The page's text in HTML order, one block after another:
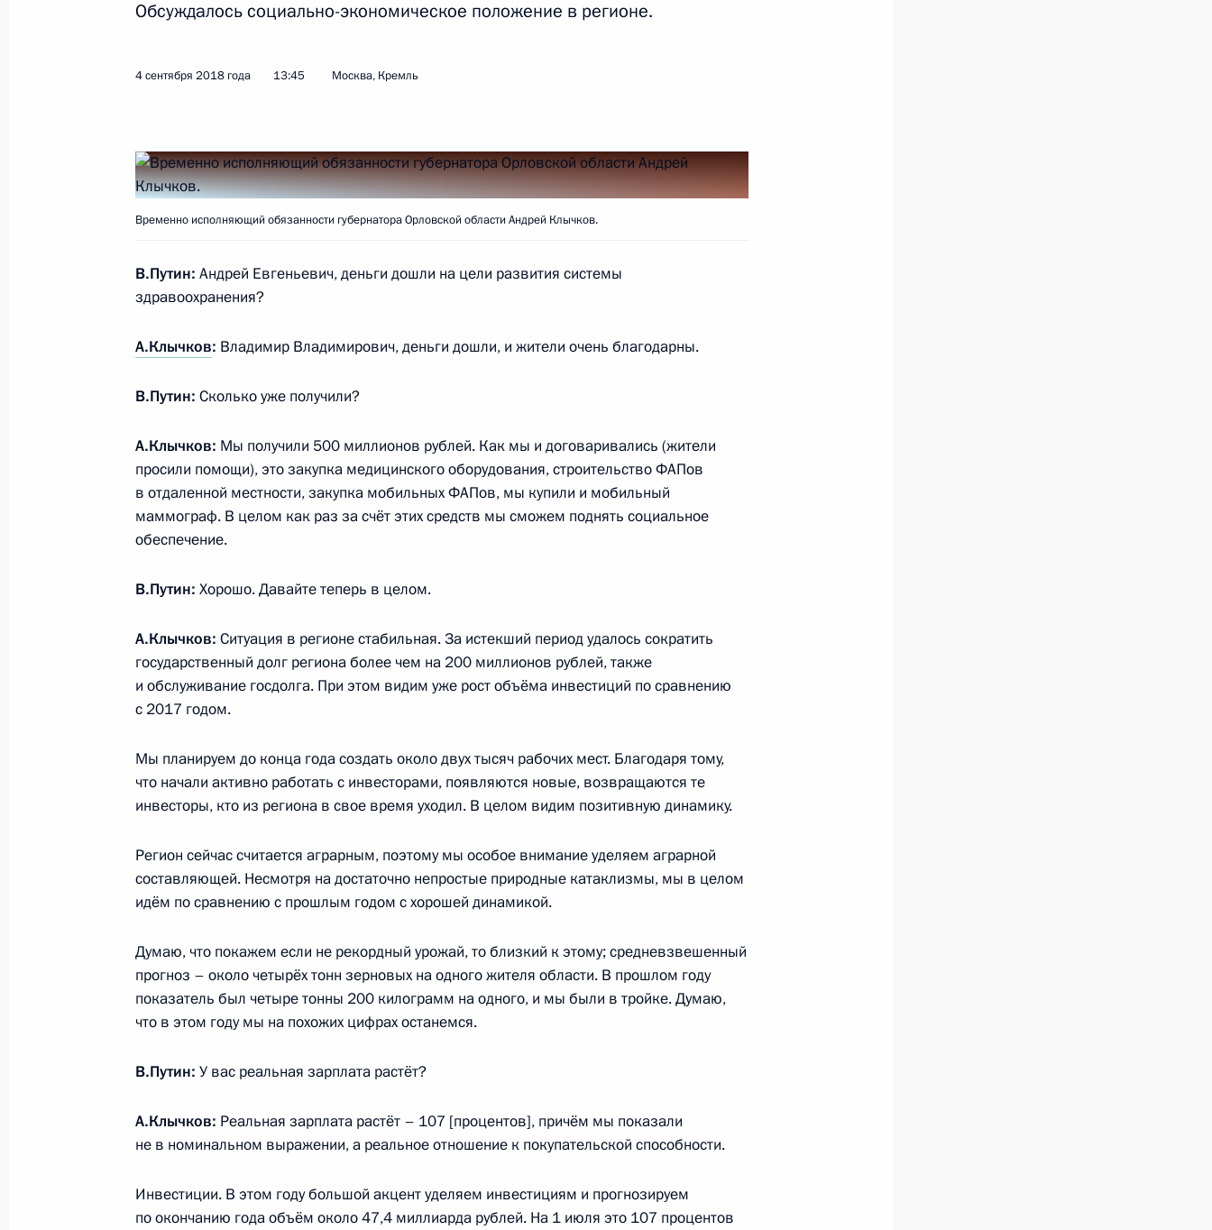
Рабочая встреча с врио губернатора Самарской области
Встреча с врио главы Орловской области Андреем Клычковым
31 августа 2018 года, 14:40
Встреча с главой Московской области Андреем Воробьёвым
30 августа 2018 года, 13:40
Обращение Президента к гражданам России
29 августа 2018 года, 12:00
Встреча с врио главы Омской области Александром Бурковым
28 августа 2018 года, 14:00
Совещание по социально-экономическим вопросам
28 августа 2018 года, 11:35
Встреча с жителями Омска
Стенографический отчёт о встрече с родителями учащихся
и учителями школы № 2 в городе Обь
Встреча с рабочими угольного разреза «Черниговец»
Обсуждалось социально-экономическое положение в регионе.
4 сентября 2018 года 13:45 Москва, Кремль
Временно исполняющий обязанности губернатора Орловской области Андрей Клычков.
В.Путин: Андрей Евгеньевич, деньги дошли на цели развития системы
здравоохранения?
А.Клычков: Владимир Владимирович, деньги дошли, и жители очень благодарны.
В.Путин: Сколько уже получили?
А.Клычков: Мы получили 500 миллионов рублей. Как мы и договаривались (жители
просили помощи), это закупка медицинского оборудования, строительство ФАПов
в отдаленной местности, закупка мобильных ФАПов, мы купили и мобильный
маммограф. В целом как раз за счёт этих средств мы сможем поднять социальное
обеспечение.
В.Путин: Хорошо. Давайте теперь в целом.
А.Клычков: Ситуация в регионе стабильная. За истекший период удалось сократить
государственный долг региона более чем на 200 миллионов рублей, также
и обслуживание госдолга. При этом видим уже рост объёма инвестиций по сравнению
с 2017 годом.
Мы планируем до конца года создать около двух тысяч рабочих мест. Благодаря тому,
что начали активно работать с инвесторами, появляются новые, возвращаются те
инвесторы, кто из региона в свое время уходил. В целом видим позитивную динамику.
Регион сейчас считается аграрным, поэтому мы особое внимание уделяем аграрной
составляющей. Несмотря на достаточно непростые природные катаклизмы, мы в целом
идём по сравнению с прошлым годом с хорошей динамикой.
Думаю, что покажем если не рекордный урожай, то близкий к этому; средневзвешенный
прогноз – около четырёх тонн зерновых на одного жителя области. В прошлом году
показатель был четыре тонны 200 килограмм на одного, и мы были в тройке. Думаю,
что в этом году мы на похожих цифрах останемся.
В.Путин: У вас реальная зарплата растёт?
А.Клычков: Реальная зарплата растёт – 107 [процентов], причём мы показали
не в номинальном выражении, а реальное отношение к покупательской способности.
Инвестиции. В этом году большой акцент уделяем инвестициям и прогнозируем
по окончанию года объём около 47,4 миллиарда рублей. На 1 июля это 107 процентов